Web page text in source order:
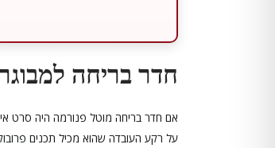
חדר בריחה
אם חדר בריחה מוטל פנורמה היה סרט
על רקע העובדה שהוא מכיל תכנים